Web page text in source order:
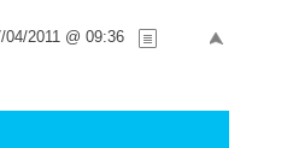
04/2011 @ 09:36